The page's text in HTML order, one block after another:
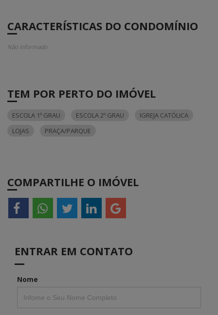
CARACTERÍSTICAS DO CONDOMÍNIO
Não Informado
TEM POR PERTO DO IMÓVEL
ESCOLA 1º GRAU ESCOLA 2º GRAU
IGREJA CATÓLICA
LOJAS
PRAÇA/PARQUE
COMPARTILHE O IMÓVEL
ENTRAR EM CONTATO
Nome